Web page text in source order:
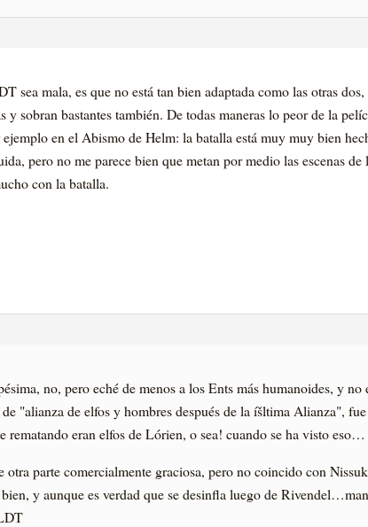
sea mala, es que no está tan bien adaptada como las otras
y sobran bastantes también. De todas maneras lo peor de la
en el Abismo de Helm: la batalla está muy muy bien
pero no me parece bien que metan por medio las escenas de
con la batalla.
no, pero eché de menos a los Ents más humanoides, y no
"alianza de elfos y hombres después de la íšltima Alianza",
rematando eran elfos de Lórien, o sea! cuando se ha visto eso…
otra parte comercialmente graciosa, pero no coincido con
y aunque es verdad que se desinfla luego de